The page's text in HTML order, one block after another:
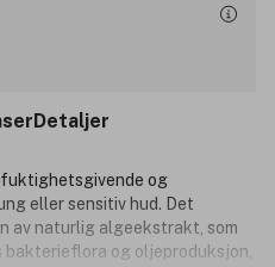
Detaljer
fuktighetsgivende og
eller sensitiv hud. Det
av naturlig algeekstrakt, som
bakterieflora og oljeproduksjon,